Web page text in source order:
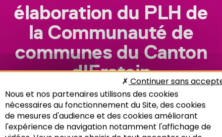
élaboration du PLH de
la Communauté de
communes du Canton
d'Erstein
Nous et nos partenaires utilisons des cookies
nécessaires au fonctionnement du Site, des cookies
de mesures d'audience et des cookies améliorant
l'expérience de navigation notamment l'affichage de
Continuer sans